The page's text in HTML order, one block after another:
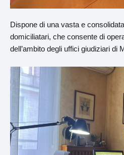
Dispone di una vasta e
domiciliatari, che consente di
dell’ambito degli uffici giudiziari di